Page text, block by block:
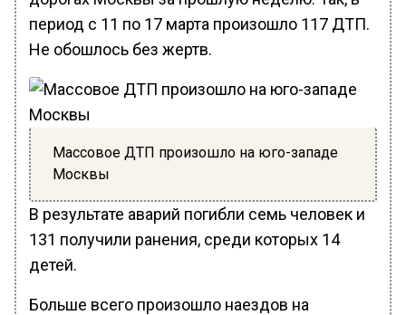
период с 11 по 17 марта произошло 117 ДТП.
Не обошлось без жертв.
Массовое ДТП произошло на юго-западе
Москвы
В результате аварий погибли семь человек и
131 получили ранения, среди которых 14
детей.
Больше всего произошло наездов на